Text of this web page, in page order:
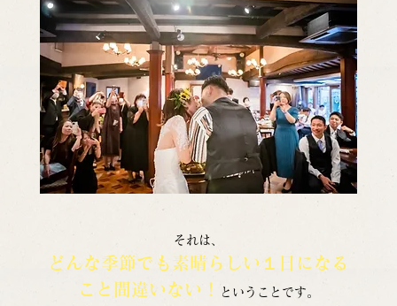
それは、
どんな季節でも素晴らしい１日になる
こと間違いない！
ということです。